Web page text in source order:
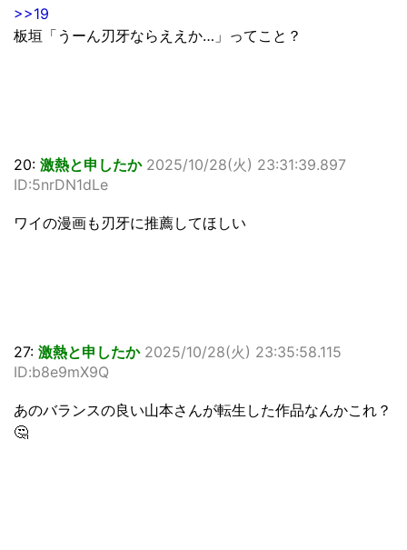
>>19
板垣「うーん刃牙ならええか…」ってこと？
20: 激熱と申したか 2025/10/28(火) 23:31:39.897
ID:5nrDN1dLe
ワイの漫画も刃牙に推薦してほしい
27: 激熱と申したか 2025/10/28(火) 23:35:58.115
ID:b8e9mX9Q
あのバランスの良い山本さんが転生した作品なんかこれ？
🤔